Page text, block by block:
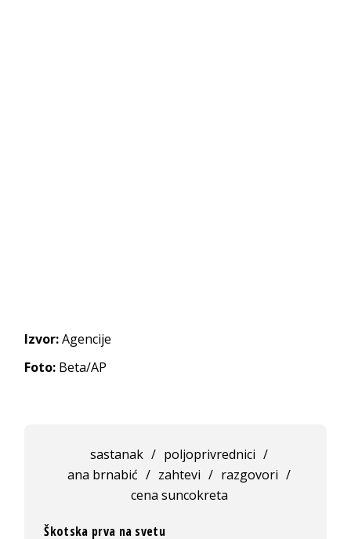
Izvor:Agencije
Foto: Beta/AP
sastanak / poljoprivrednici /
ana brnabić / zahtevi / razgovori /
cena suncokreta
Škotska prva na svetu